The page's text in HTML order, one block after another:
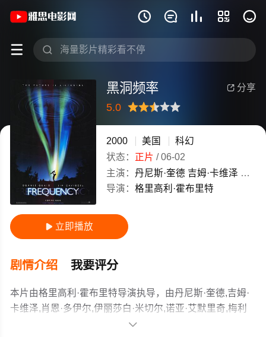
    
 
《黑洞频率》(2000)美国英语高清电影
 分享
黑洞频率
5.0
很差较差还行推荐力荐
2000 美国
科幻
状态： 正片 /06-02
主演： 丹尼斯·奎德 吉姆·卡维泽 肖恩
导演： 格里高利·霍布里特
 立即播放
剧情介绍 我要评分
本片由格里高利·霍布里特导演执导，由丹尼斯·奎德,吉姆·
卡维泽,肖恩·多伊尔,伊丽莎白·米切尔,诺亚·艾默里奇,梅利
莎·埃里科,丹尼尔·汉森,约旦·布里奇斯,斯蒂芬·约菲,杰克·麦
